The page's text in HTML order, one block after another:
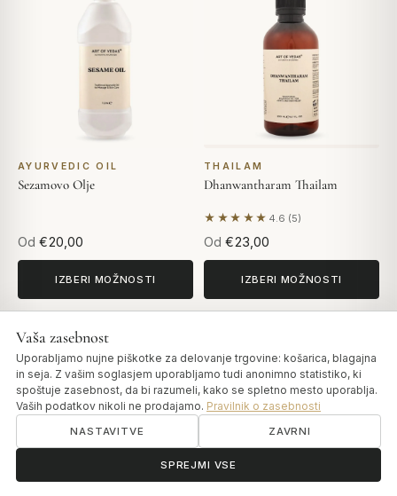
AYURVEDIC OIL
Sezamovo Olje
Od €20,00
IZBERI MOŽNOSTI
THAILAM
Dhanwantharam Thailam
★★★★★ 4.6 (5)
Na podlagi 5 mnenj
Od €23,00
IZBERI MOŽNOSTI
ॐ
Vaša zasebnost
Uporabljamo nujne piškotke za delovanje trgovine: košarica, blagajna
in seja. Z vašim soglasjem uporabljamo tudi anonimno statistiko, ki
spoštuje zasebnost, da bi razumeli, kako se spletno mesto uporablja.
Vaših podatkov nikoli ne prodajamo. Pravilnik o zasebnosti
NASTAVITVE ZAVRNI
SPREJMI VSE